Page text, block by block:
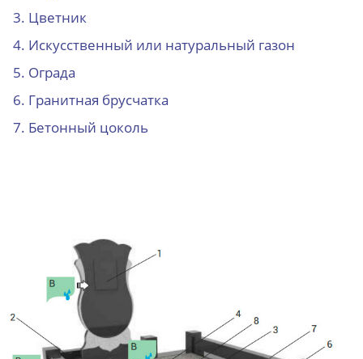
Цветник
Искусственный или натуральный газон
Ограда
Гранитная брусчатка
Бетонный цоколь